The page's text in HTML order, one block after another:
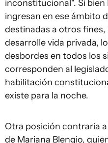
inconstitucional". Si
ingresan en ese ámbito
destinadas a otros fines,
desarrolle vida privada,
desbordes en todos los
corresponden al
habilitación
existe para la noche.
Otra posición contraria
de Mariana Blengio,